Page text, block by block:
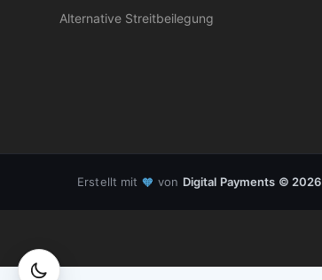
Alternative Streitbeilegung
Erstellt mit 🧡 von Digital Payments © 2026